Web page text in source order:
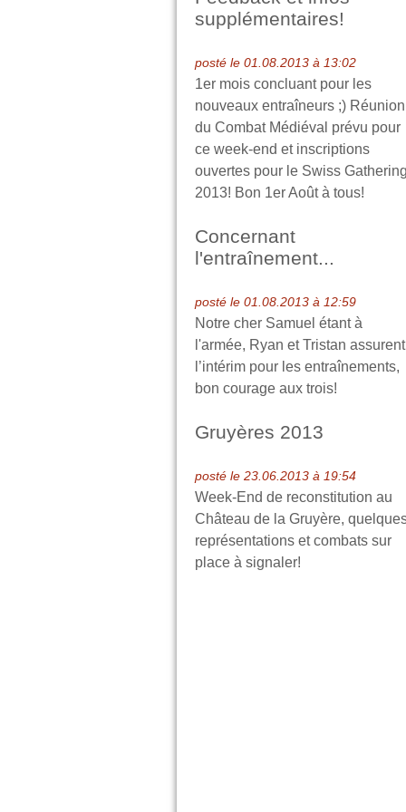
supplémentaires!
posté le 01.08.2013 à 13:02
1er mois concluant pour les
nouveaux entraîneurs ;) Réunion
du Combat Médiéval prévu pour
ce week-end et inscriptions
ouvertes pour le Swiss
2013! Bon 1er Août à tous!
Concernant
l'entraînement...
posté le 01.08.2013 à 12:59
Notre cher Samuel étant à
l'armée, Ryan et Tristan assurent
l’intérim pour les entraînements,
bon courage aux trois!
Gruyères 2013
posté le 23.06.2013 à 19:54
Week-End de reconstitution au
Château de la Gruyère,
représentations et combats sur
place à signaler!